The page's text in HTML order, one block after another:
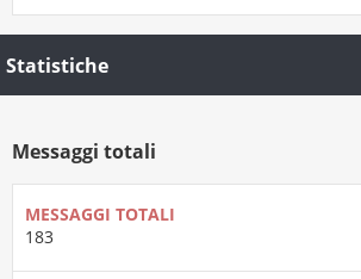
Statistiche
Messaggi totali
MESSAGGI TOTALI
183